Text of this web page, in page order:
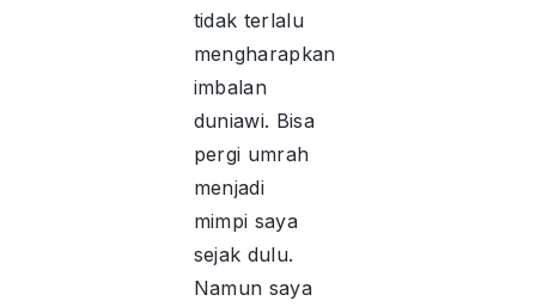
tidak terlalu
mengharapkan
imbalan
duniawi. Bisa
pergi umrah
menjadi
mimpi saya
sejak dulu.
Namun saya